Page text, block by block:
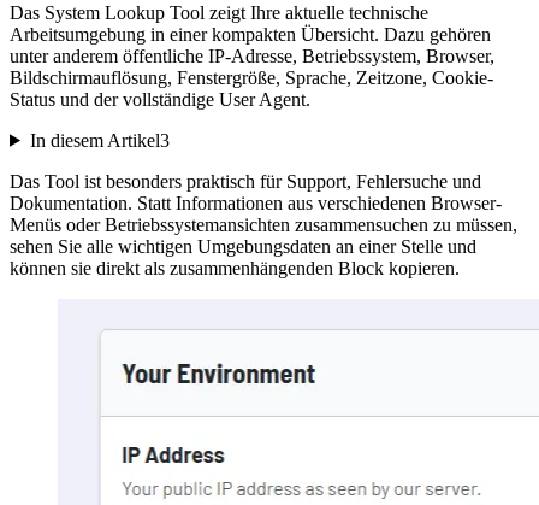
Das System Lookup Tool zeigt Ihre aktuelle technische
Arbeitsumgebung in einer kompakten Übersicht. Dazu gehören
unter anderem öffentliche IP-Adresse, Betriebssystem, Browser,
Bildschirmauflösung, Fenstergröße, Sprache, Zeitzone, Cookie-
Status und der vollständige User Agent.
In diesem Artikel3
Das Tool ist besonders praktisch für Support, Fehlersuche und
Dokumentation. Statt Informationen aus verschiedenen Browser-
Menüs oder Betriebssystemansichten zusammensuchen zu müssen,
sehen Sie alle wichtigen Umgebungsdaten an einer Stelle und
können sie direkt als zusammenhängenden Block kopieren.